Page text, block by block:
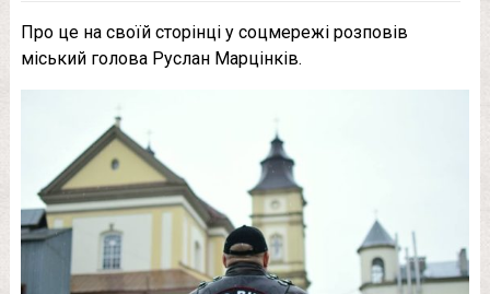
Про це на своїй сторінці у соцмережі розповів
міський голова Руслан Марцінків.